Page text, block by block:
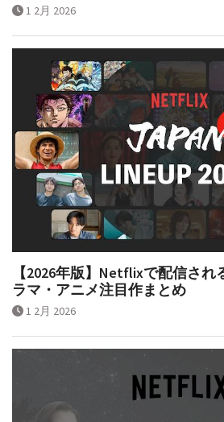
1 2月 2026
【2026年版】Netflixで配信さ
ラマ・アニメ注目作まとめ
1 2月 2026